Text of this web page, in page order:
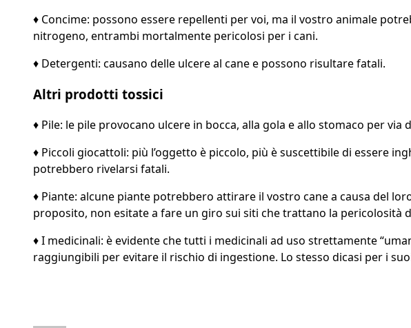
♦ Concime: possono essere repellenti per voi, ma il vostro animale
nitrogeno, entrambi mortalmente pericolosi per i cani.
♦ Detergenti: causano delle ulcere al cane e possono risultare fatali.
Altri prodotti tossici
♦ Pile: le pile provocano ulcere in bocca, alla gola e allo stomaco per via
♦ Piccoli giocattoli: più l’oggetto è piccolo, più è suscettibile di essere
potrebbero rivelarsi fatali.
♦ Piante: alcune piante potrebbero attirare il vostro cane a causa del
proposito, non esitate a fare un giro sui siti che trattano la pericolosità
♦ I medicinali: è evidente che tutti i medicinali ad uso strettamente
raggiungibili per evitare il rischio di ingestione. Lo stesso dicasi per i